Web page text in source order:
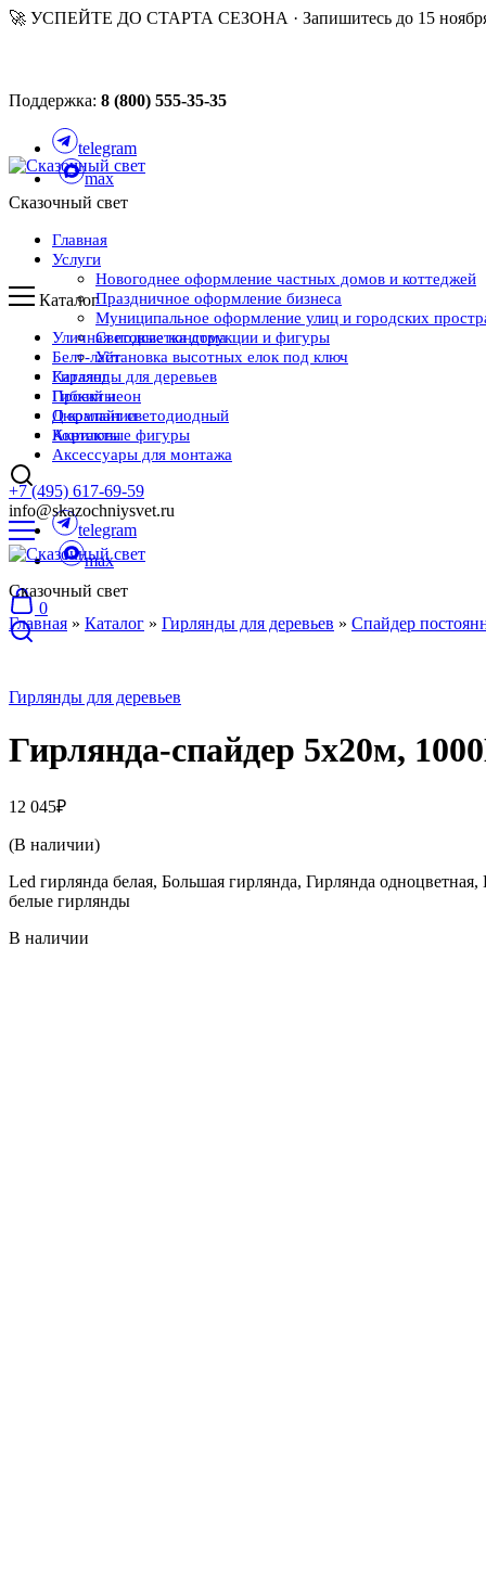
🚀 УСПЕЙТЕ ДО СТАРТА СЕЗОНА · Запишитесь до 15 ноября
Поддержка: 8 (800) 555-35-35
telegram
max
Сказочный свет
Главная
Услуги
Новогоднее оформление частных домов и коттеджей
Праздничное оформление бизнеса
Муниципальное оформление улиц и городских
Световые конструкции и фигуры
Установка высотных елок под ключ
Каталог
Проекты
О компании
Контакты
telegram
max
0
Каталог
Уличная подсветка дома
Белт-лайт
Гирлянды для деревьев
Гибкий неон
Дюралайт светодиодный
Акриловые фигуры
Аксессуары для монтажа
+7 (495) 617-69-59
info@skazochniysvet.ru
Сказочный свет
Главная » Каталог » Гирлянды для деревьев » Спайдер
Гирлянды для деревьев
Гирлянда-спайдер 5х20м,
12 045₽
(В наличии)
Led гирлянда белая, Большая гирлянда, Гирлянда
белые гирлянды
В наличии